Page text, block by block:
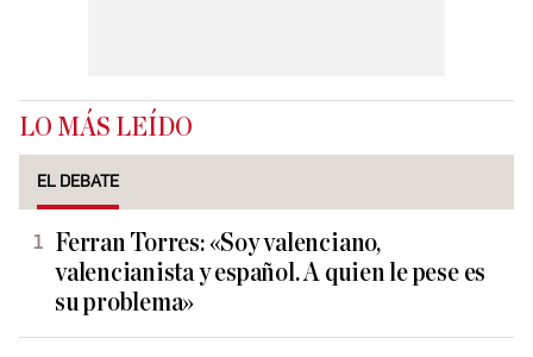
LO MÁS LEÍDO
EL DEBATE
Ferran Torres: «Soy valenciano,
valencianista y español. A quien le pese es
su problema»